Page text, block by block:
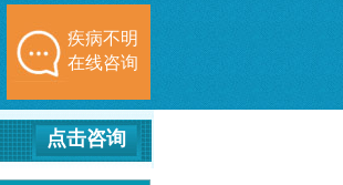
疾病不明
在线咨询
点击咨询